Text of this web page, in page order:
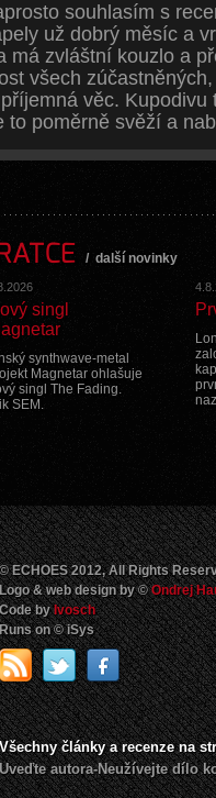
souhlasím s
už dobrý měsíc a
má zvláštní kouzlo a
všech
věc. Kupodivu
to poměrně svěží a
/ další novinky
singl
synthwave-metal
Magnetar ohlašuje
singl The Fading.
SEM.
© ECHOES 2012, All Rights
Logo & web design by ©Ondrej
Code byIvosch
Runs on © iSys
Všechny články a recenze na
Uveďte autora-Neužívejte dílo